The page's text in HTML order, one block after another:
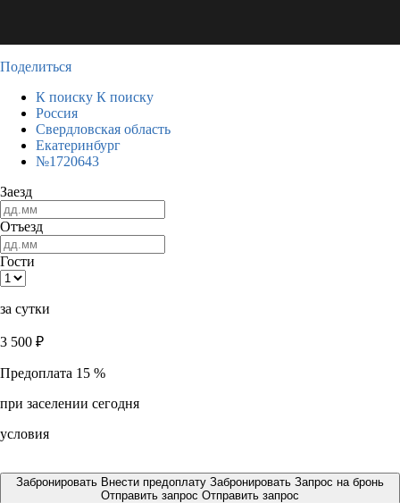
Поделиться
К поиску К поиску
Россия
Свердловская область
Екатеринбург
№1720643
Заезд
Отъезд
Гости
за сутки
3 500 ₽
Предоплата 15 %
при заселении сегодня
условия
Забронировать Внести предоплату Забронировать Запрос на бронь
Отправить запрос Отправить запрос